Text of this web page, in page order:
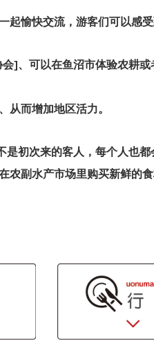
愉快交流，游客们可以感受
]、可以在鱼沼市体验农耕
而增加地区活力。
初次来的客人，每个人也
副水产市场里购买新鲜的